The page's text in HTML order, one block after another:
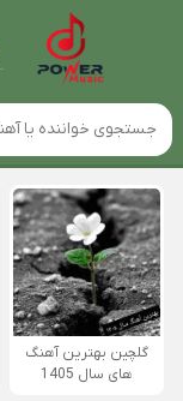
گلچین بهترین آهنگ
های سال 1405